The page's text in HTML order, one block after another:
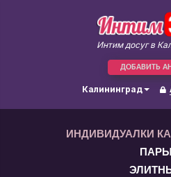
Интим досуг в
ДОБАВИТЬ
Калининград
ИНДИВИДУАЛКИ
ПАРЫ